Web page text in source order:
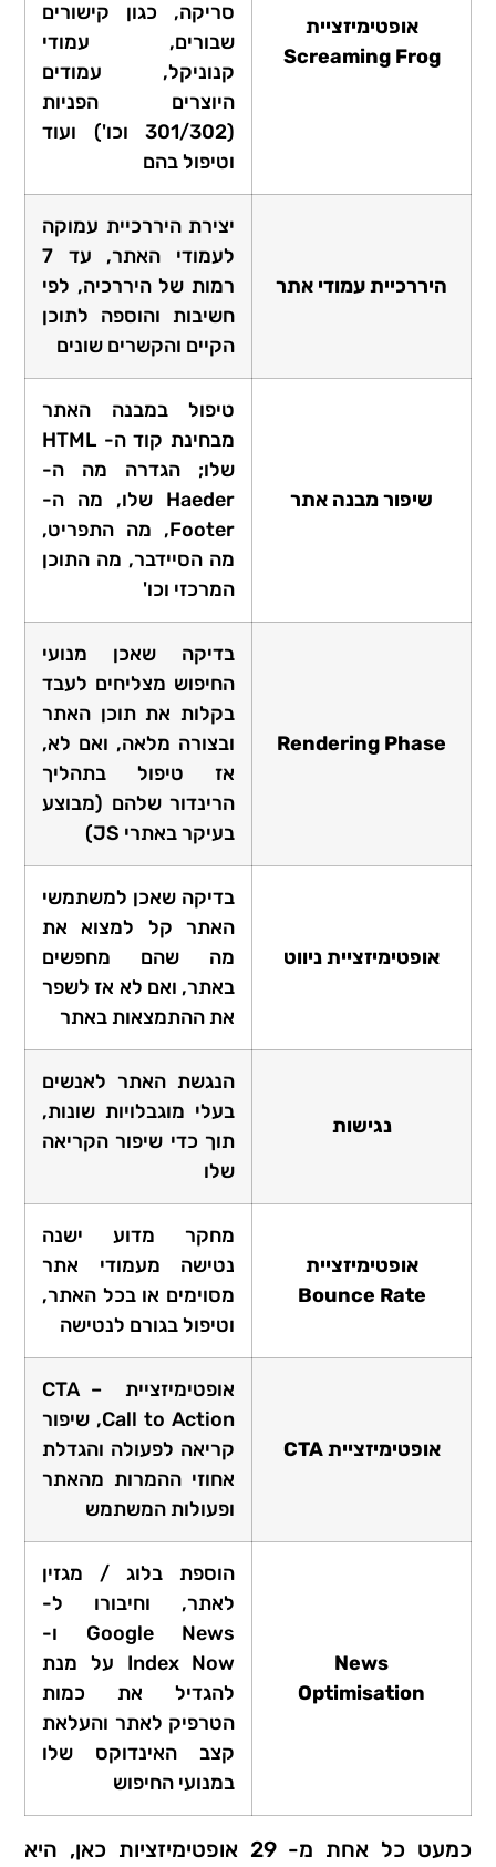
אופטימיזציית
Screaming Frog
סריקה, כגון קישורים
שבורים, עמודי
קנוניקל, עמודים
היוצרים הפניות
(301/302 וכו') ועוד
וטיפול בהם
היררכיית עמודי אתר
יצירת היררכיית עמוקה
לעמודי האתר, עד 7
רמות של היררכיה, לפי
חשיבות והוספה לתוכן
הקיים והקשרים שונים
שיפור מבנה אתר
טיפול במבנה האתר
מבחינת קוד ה- HTML
שלו; הגדרה מה ה-
Haeder שלו, מה ה-
Footer, מה התפריט,
מה הסיידבר, מה התוכן
המרכזי וכו'
Rendering Phase
בדיקה שאכן מנועי
החיפוש מצליחים לעבד
בקלות את תוכן האתר
ובצורה מלאה, ואם לא,
אז טיפול בתהליך
הרינדור שלהם (מבוצע
בעיקר באתרי JS)
אופטימיזציית ניווט
בדיקה שאכן למשתמשי
האתר קל למצוא את
מה שהם מחפשים
באתר, ואם לא אז לשפר
את ההתמצאות באתר
נגישות
הנגשת האתר לאנשים
בעלי מוגבלויות שונות,
תוך כדי שיפור הקריאה
שלו
אופטימיזציית
Bounce Rate
מחקר מדוע ישנה
נטישה מעמודי אתר
מסוימים או בכל האתר,
וטיפול בגורם לנטישה
אופטימיזציית CTA
אופטימיזציית CTA –
Call to Action, שיפור
קריאה לפעולה והגדלת
אחוזי ההמרות מהאתר
ופעולות המשתמש
News
Optimisation
הוספת בלוג / מגזין
לאתר, וחיבורו ל-
Google News ו-
Index Now על מנת
להגדיל את כמות
הטרפיק לאתר והעלאת
קצב האינדוקס שלו
במנועי החיפוש
כמעט כל אחת מ- 29 אופטימיזציות כאן, היא